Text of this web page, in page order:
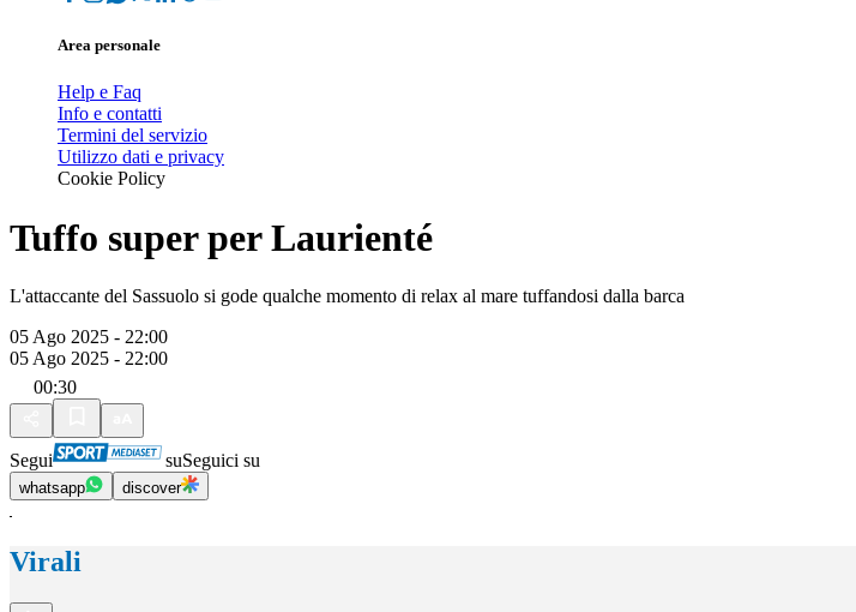
Area personale
Help e Faq
Info e contatti
Termini del servizio
Utilizzo dati e privacy
Cookie Policy
Tuffo super per Laurienté
L'attaccante del Sassuolo si gode qualche momento di relax al mare tuffandosi dalla barca
05 Ago 2025 - 22:00
05 Ago 2025 - 22:00
00:30
Segui suSeguici su
whatsapp discover
Virali